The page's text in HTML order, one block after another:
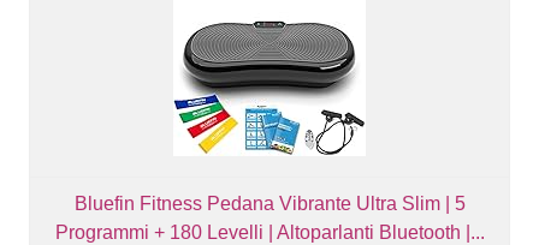
Bluefin Fitness Pedana Vibrante Ultra Slim | 5
Programmi + 180 Levelli | Altoparlanti Bluetooth |...